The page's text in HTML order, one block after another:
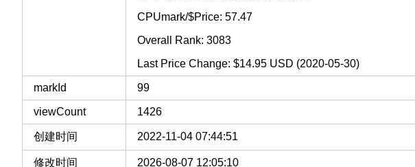
CPUmark/$Price: 57.47
Overall Rank: 3083
Last Price Change: $14.95 USD (2020-05-30)
markId 99
viewCount 1426
创建时间 2022-11-04 07:44:51
修改时间 2026-08-07 12:05:10